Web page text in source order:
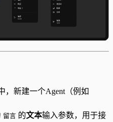
，新建一个Agent（例如
留言 的文本输入参数，用于接